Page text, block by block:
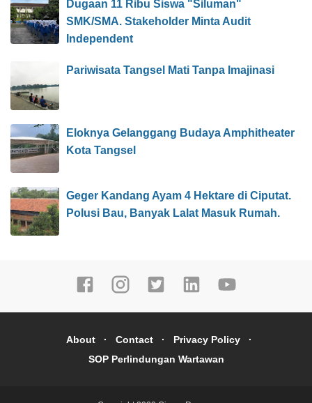
Dugaan 11 Ribu Siswa "Siluman"
SMK/SMA. Stakeholder Minta Audit
Independent
Pariwisata Tangsel Mati Tanpa Imajinasi
Eloknya Gelanggang Budaya Amphitheater
Kota Tangsel
Geger Kandang Ayam 4 Hektare di Ciputat.
Polusi Bau, Banyak Lalat Masuk Rumah.
About Contact
Privacy Policy
SOP Perlindungan Wartawan